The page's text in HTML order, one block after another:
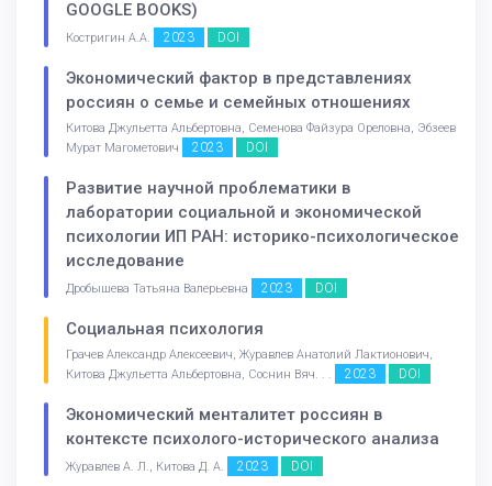
GOOGLE BOOKS)
Костригин А.А. 2023 DOI
Экономический фактор в представлениях
россиян о семье и семейных отношениях
Китова Джульетта Альбертовна, Семенова Файзура Ореловна, Эбзеев
Мурат Магометович
2023 DOI
Развитие научной проблематики в
лаборатории социальной и экономической
психологии ИП РАН: историко-психологическое
исследование
Дробышева Татьяна Валерьевна 2023 DOI
Социальная психология
Грачев Александр Алексеевич, Журавлев Анатолий Лактионович,
Китова Джульетта Альбертовна, Соснин Вяч. . .
2023 DOI
Экономический менталитет россиян в
контексте психолого-исторического анализа
Журавлев А. Л., Китова Д. А. 2023 DOI